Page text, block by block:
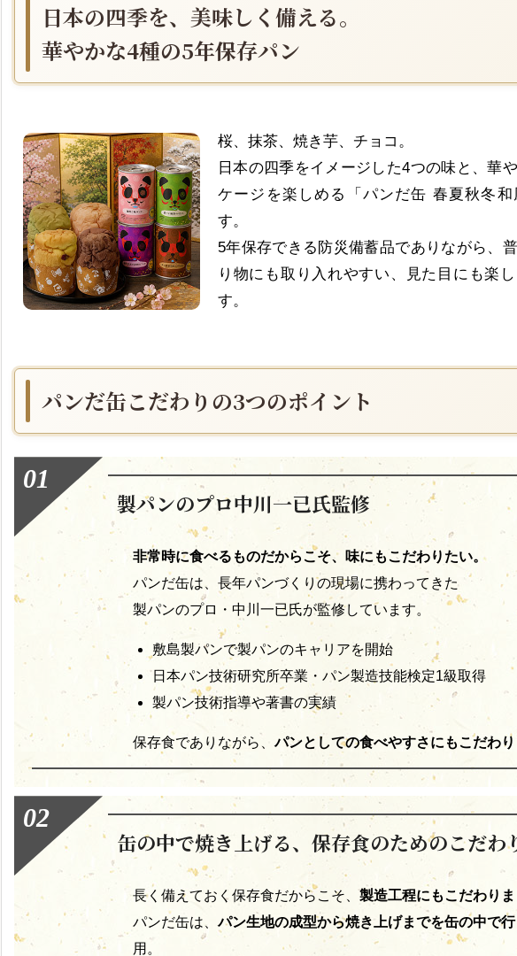
日本の四季を、美味しく備える。
華やかな4種の5年保存パン
桜、抹茶、焼き芋、チョコ。
日本の四季をイメージした4つの味と、華
ケージを楽しめる「パンだ缶 春夏秋冬
す。
5年保存できる防災備蓄品でありながら、
り物にも取り入れやすい、見た目にも楽
す。
パンだ缶こだわりの3つのポイント
製パンのプロ中川一已氏監修
非常時に食べるものだからこそ、味にもこだわりたい。
パンだ缶は、長年パンづくりの現場に携わってきた
製パンのプロ・中川一已氏が監修しています。
敷島製パンで製パンのキャリアを開始
日本パン技術研究所卒業・パン製造技能検定1級取得
製パン技術指導や著書の実績
保存食でありながら、パンとしての食べやすさにもこだわり
缶の中で焼き上げる、保存食のためのこだわ
長く備えておく保存食だからこそ、製造工程にもこだわりま
パンだ缶は、パン生地の成型から焼き上げまでを缶の中で
用。